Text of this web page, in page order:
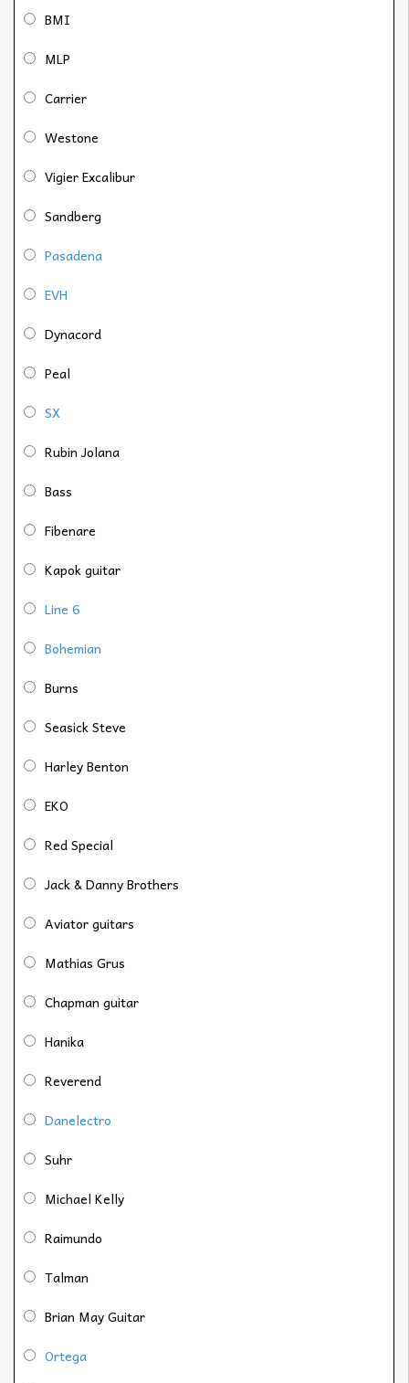
BMI
MLP
Carrier
Westone
Vigier Excalibur
Sandberg
Pasadena
EVH
Dynacord
Peal
SX
Rubin Jolana
Bass
Fibenare
Kapok guitar
Line 6
Bohemian
Burns
Seasick Steve
Harley Benton
EKO
Red Special
Jack & Danny Brothers
Aviator guitars
Mathias Grus
Chapman guitar
Hanika
Reverend
Danelectro
Suhr
Michael Kelly
Raimundo
Talman
Brian May Guitar
Ortega